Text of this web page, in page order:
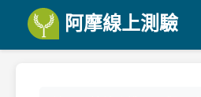
阿摩線上測驗